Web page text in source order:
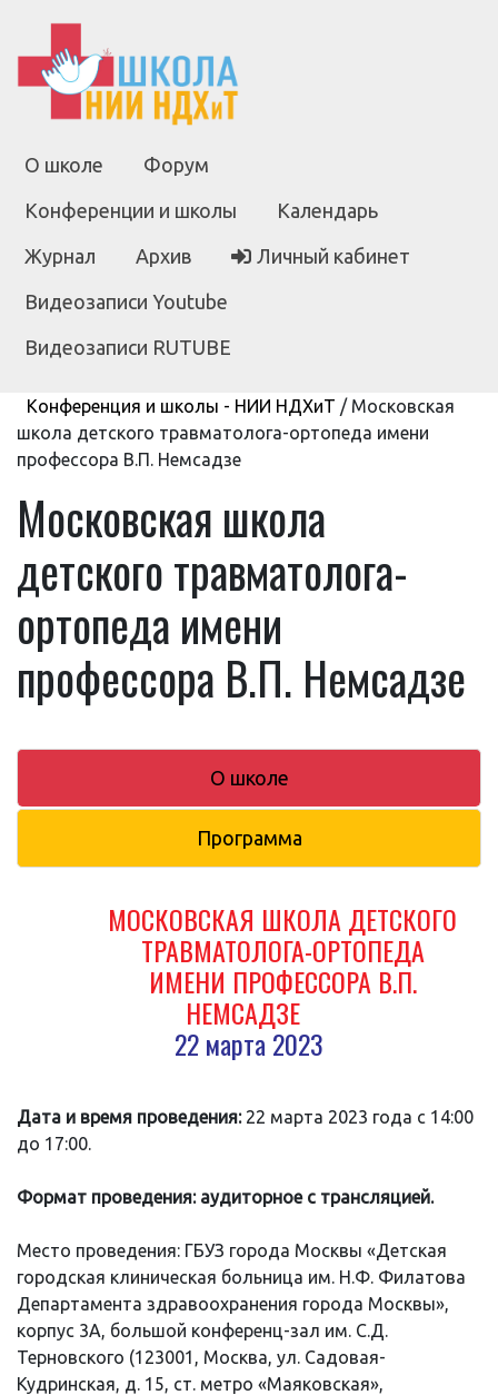
О школе Форум
Конференции и школы Календарь
Журнал Архив Личный кабинет
Видеозаписи Youtube
Видеозаписи RUTUBE
Конференция и школы - НИИ НДХиТ / Московская
школа детского травматолога-ортопеда имени
профессора В.П. Немсадзе
Московская школа
детского травматолога-
ортопеда имени
профессора В.П. Немсадзе
О школе
Программа
МОСКОВСКАЯ ШКОЛА ДЕТСКОГО
ТРАВМАТОЛОГА-ОРТОПЕДА
ИМЕНИ ПРОФЕССОРА В.П.
НЕМСАДЗЕ
22 марта 2023
Дата и время проведения:22 марта 2023 года с 14:00
до 17:00.
Формат проведения: аудиторное с трансляцией.
Место проведения: ГБУЗ города Москвы «Детская
городская клиническая больница им. Н.Ф. Филатова
Департамента здравоохранения города Москвы»,
корпус 3А, большой конференц-зал им. С.Д.
Терновского (123001, Москва, ул. Садовая-
Кудринская, д. 15, ст. метро «Маяковская»,